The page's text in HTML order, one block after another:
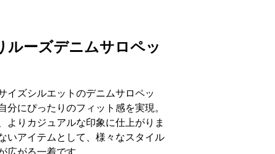
ルーズデニムサロペッ
イズシルエットのデニムサロペッ
分にぴったりのフィット感を実現。
よりカジュアルな印象に仕上がりま
いアイテムとして、様々なスタイル
広がる一着です。